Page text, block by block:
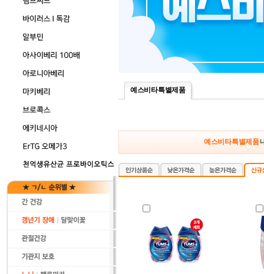
예스비타 특별제품
예스비타 특별제품